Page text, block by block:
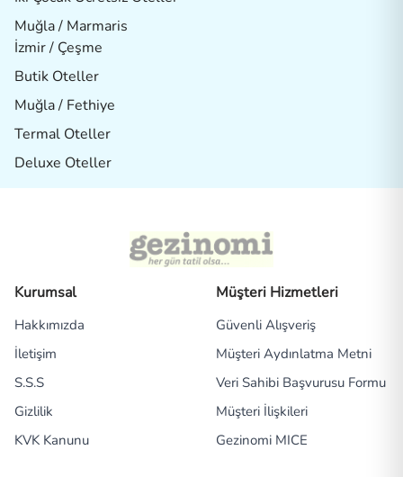
Muğla / Marmaris
İzmir / Çeşme
Butik Oteller
Muğla / Fethiye
Termal Oteller
Deluxe Oteller
Kurumsal
Hakkımızda
İletişim
S.S.S
Gizlilik
KVK Kanunu
Müşteri Hizmetleri
Güvenli Alışveriş
Müşteri Aydınlatma Metni
Veri Sahibi Başvurusu Formu
Müşteri İlişkileri
Gezinomi MICE